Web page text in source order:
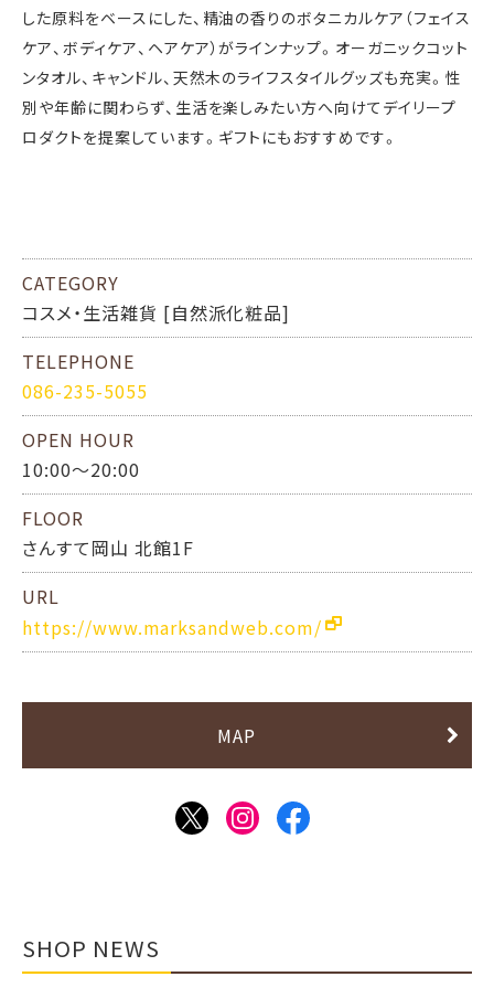
した原料をベースにした、精油の香りのボタニカルケア（フェイス
ケア、ボディケア、ヘアケア）がラインナップ。オーガニックコット
ンタオル、キャンドル、天然木のライフスタイルグッズも充実。性
別や年齢に関わらず、生活を楽しみたい方へ向けてデイリープ
ロダクトを提案しています。ギフトにもおすすめです。
CATEGORY
コスメ・生活雑貨 [自然派化粧品]
TELEPHONE
086-235-5055
OPEN HOUR
10:00～20:00
FLOOR
さんすて岡山 北館1F
URL
https://www.marksandweb.com/
MAP
SHOP NEWS